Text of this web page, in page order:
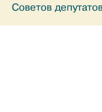
Советов